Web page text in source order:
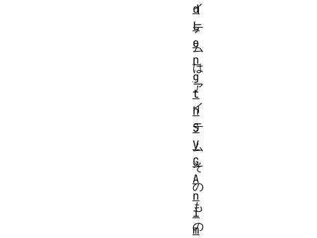
イ
テ
ム
は
ア
イ
テ
ム
そ
の
も
の
d
L
e
n
g
t
h
S
V
G
A
n
i
m